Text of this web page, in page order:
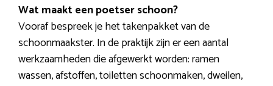
Wat maakt een poetser schoon?
Vooraf bespreek je het takenpakket van de
schoonmaakster. In de praktijk zijn er een aantal
werkzaamheden die afgewerkt worden: ramen
wassen, afstoffen, toiletten schoonmaken, dweilen,